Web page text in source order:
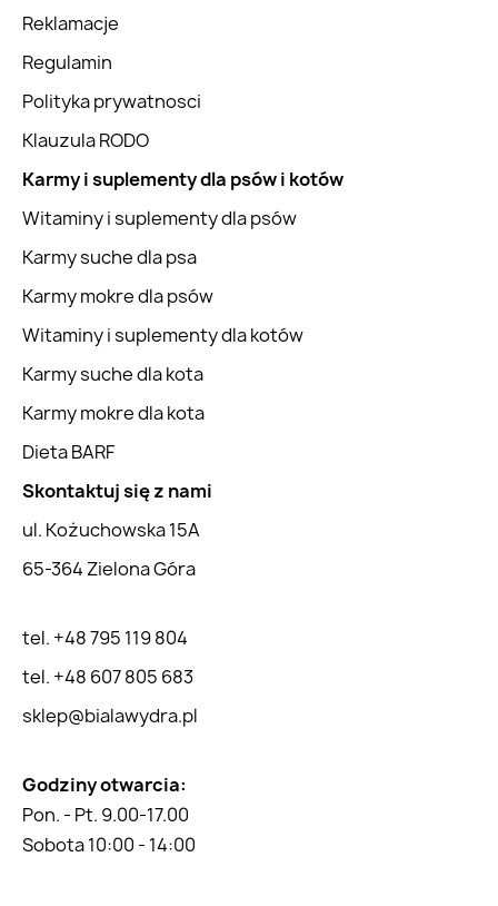
Reklamacje
Regulamin
Polityka prywatnosci
Klauzula RODO
Karmy i suplementy dla psów i kotów
Witaminy i suplementy dla psów
Karmy suche dla psa
Karmy mokre dla psów
Witaminy i suplementy dla kotów
Karmy suche dla kota
Karmy mokre dla kota
Dieta BARF
Skontaktuj się z nami
ul. Kożuchowska 15A
65-364 Zielona Góra
tel. +48 795 119 804
tel. +48 607 805 683
sklep@bialawydra.pl
Godziny otwarcia:
Pon. - Pt. 9.00-17.00
Sobota 10:00 - 14:00